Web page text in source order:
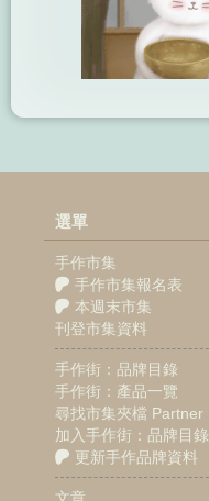
選單
手作市集
手作市集報名表
本週末市集
刊登市集資料
手作街：品牌目錄
手作街：產品一覽
尋找市集夾檔 Partner
加入手作街：品牌目錄
更新手作品牌資料
文章